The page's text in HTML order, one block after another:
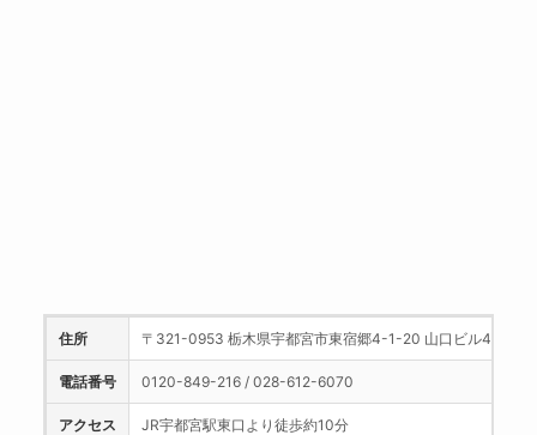
住所 〒321-0953 栃木県宇都宮市東宿郷4-1-20 山口ビル4階
電話番号 0120-849-216 / 028-612-6070
アクセス JR宇都宮駅東口より徒歩約10分